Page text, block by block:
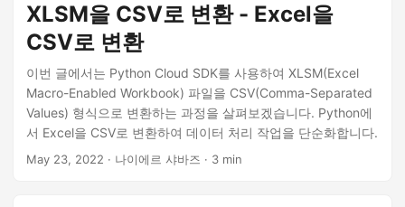
XLSM을 CSV로 변환 - Excel을
CSV로 변환
이번 글에서는 Python Cloud SDK를 사용하여 XLSM(Excel
Macro-Enabled Workbook) 파일을 CSV(Comma-Separated
Values) 형식으로 변환하는 과정을 살펴보겠습니다. Python에
서 Excel을 CSV로 변환하여 데이터 처리 작업을 단순화합니다.
May 23, 2022 · 나이에르 샤바즈 · 3 min